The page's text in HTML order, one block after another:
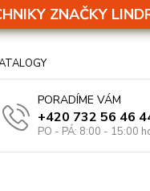
ZNAČKY
PORADÍME VÁM
+420 732 56 46
PO - PÁ: 8:00 - 15:00